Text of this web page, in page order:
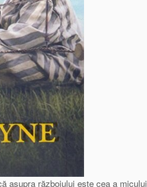
asupra războiului este cea a micului